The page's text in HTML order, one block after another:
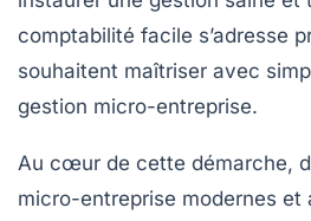
comptabilité facile s’adresse
souhaitent maîtriser avec
gestion micro-entreprise.
Au cœur de cette démarche,
micro-entreprise modernes et